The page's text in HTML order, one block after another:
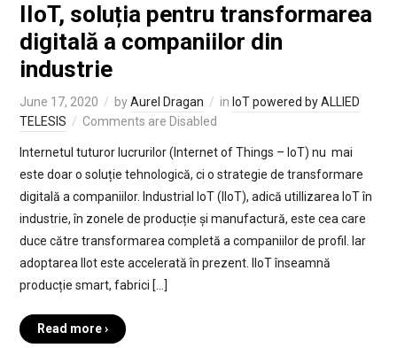
IIoT, soluția pentru transformarea
digitală a companiilor din
industrie
June 17, 2020 byAurel Dragan in IoT powered by ALLIED
TELESIS
Comments are Disabled
Internetul tuturor lucrurilor (Internet of Things – IoT) nu mai
este doar o soluție tehnologică, ci o strategie de transformare
digitală a companiilor. Industrial IoT (IIoT), adică utillizarea IoT în
industrie, în zonele de producție și manufactură, este cea care
duce către transformarea completă a companiilor de profil. Iar
adoptarea IIot este accelerată în prezent. IIoT înseamnă
producție smart, fabrici […]
Read more ›